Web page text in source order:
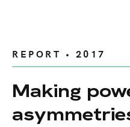
REPORT • 2017
Making